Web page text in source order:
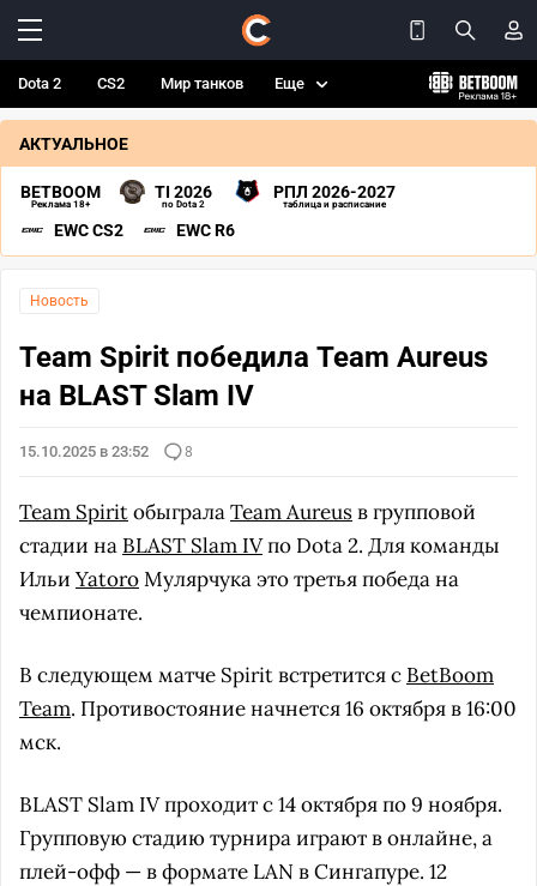
Dota 2 CS2 Мир танков Еще
АКТУАЛЬНОЕ
BETBOOM
Реклама 18+
TI 2026
по Dota 2
РПЛ 2026-2027
таблица и расписание
EWC CS2 EWC R6
Новость
Team Spirit победила Team Aureus
на BLAST Slam IV
15.10.2025 в 23:52 8
Team SpiritобыгралаTeam Aureusв групповой
стадии на BLAST Slam IVпо Dota 2. Для команды
Ильи YatoroМулярчука это третья победа на
чемпионате.
В следующем матче Spirit встретится с BetBoom
Team. Противостояние начнется 16 октября в 16:00
мск.
BLAST Slam IV проходит с 14 октября по 9 ноября.
Групповую стадию турнира играют в онлайне, а
плей-офф — в формате LAN в Сингапуре. 12